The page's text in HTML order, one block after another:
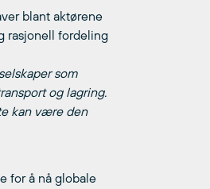
blant aktørene
rasjonell fordeling
som
og lagring.
kan være den
for å nå globale